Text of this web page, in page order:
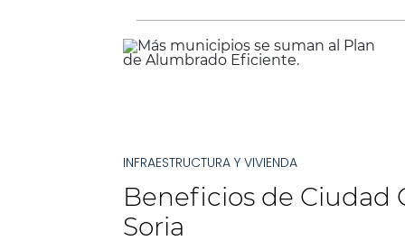
INFRAESTRUCTURA Y VIVIENDA
Beneficios de Ciudad
Soria